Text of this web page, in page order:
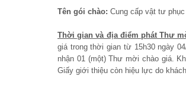
Tên gói chào: Cung cấp vật tư
Thời gian và địa điểm phát Thư
giá trong thời gian từ 15h30 ngày
nhận 01 (một) Thư mời chào giá.
Giấy giới thiệu còn hiệu lực do